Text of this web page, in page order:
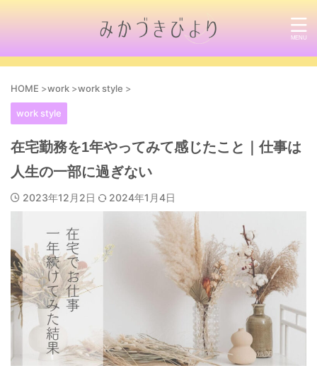
HOME >work >work style >
work style
在宅勤務を1年やってみて感じたこと｜仕事は
人生の一部に過ぎない
2023年12月2日 2024年1月4日